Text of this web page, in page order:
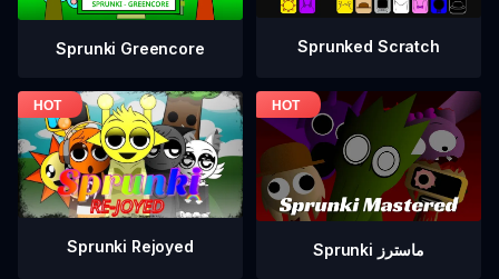
Sprunki Greencore Sprunked Scratch
Sprunki Rejoyed Sprunki ماسترز